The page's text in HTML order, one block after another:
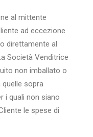
al mittente
ad eccezione
direttamente al
Società Venditrice
non imballato o
sopra
i quali non siano
le spese di